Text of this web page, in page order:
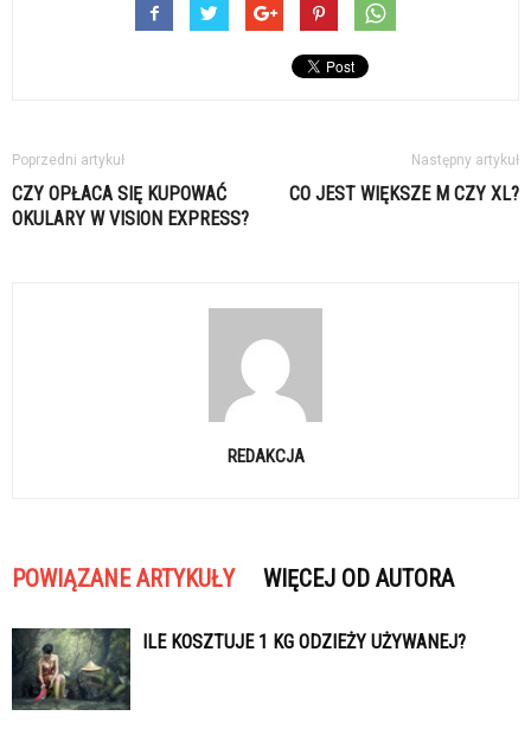
Poprzedni artykuł
CZY OPŁACA SIĘ KUPOWAĆ
OKULARY W VISION EXPRESS?
Następny artykuł
CO JEST WIĘKSZE M CZY XL?
REDAKCJA
POWIĄZANE ARTYKUŁY WIĘCEJ OD AUTORA
ILE KOSZTUJE 1 KG ODZIEŻY UŻYWANEJ?